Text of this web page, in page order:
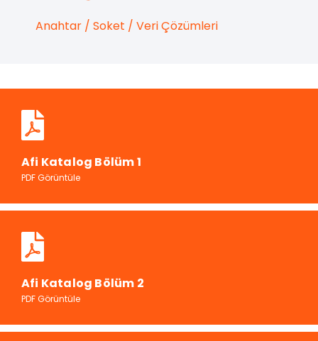
Anahtar / Soket / Veri Çözümleri
Afi Katalog Bölüm 1
PDF Görüntüle
Afi Katalog Bölüm 2
PDF Görüntüle